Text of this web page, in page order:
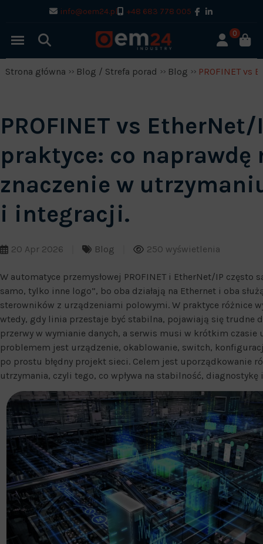
info@oem24.pl +48 683 778 005
0
Strona główna Blog / Strefa porad Blog PROFINET vs
PROFINET vs EtherNet/
praktyce: co naprawdę
znaczenie w
i integracji.
20 Apr 2026 Blog 250 wyświetlenia
W automatyce przemysłowej PROFINET i EtherNet/IP często
samo, tylko inne logo”, bo oba działają na Ethernet i oba
sterowników z urządzeniami polowymi. W praktyce różnice
wtedy, gdy linia przestaje być stabilna, pojawiają się trudne
przerwy w wymianie danych, a serwis musi w krótkim czasie
problemem jest urządzenie, okablowanie, switch,
po prostu błędny projekt sieci. Celem jest uporządkowanie
utrzymania, czyli tego, co wpływa na stabilność, diagnostykę